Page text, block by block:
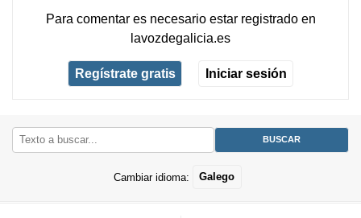
Para comentar es necesario estar registradoen
lavozdegalicia.es
Regístrate gratis Iniciar sesión
Cambiar idioma: Galego